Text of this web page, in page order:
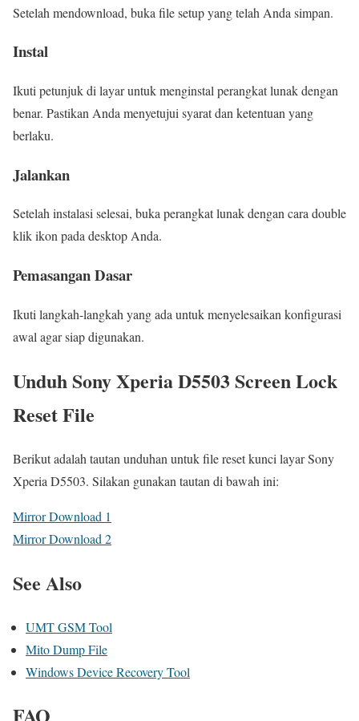
Setelah mendownload, buka file setup yang telah Anda simpan.
Instal
Ikuti petunjuk di layar untuk menginstal perangkat lunak dengan
benar. Pastikan Anda menyetujui syarat dan ketentuan yang
berlaku.
Jalankan
Setelah instalasi selesai, buka perangkat lunak dengan cara double
klik ikon pada desktop Anda.
Pemasangan Dasar
Ikuti langkah-langkah yang ada untuk menyelesaikan konfigurasi
awal agar siap digunakan.
Unduh Sony Xperia D5503 Screen Lock
Reset File
Berikut adalah tautan unduhan untuk file reset kunci layar Sony
Xperia D5503. Silakan gunakan tautan di bawah ini:
Mirror Download 1
Mirror Download 2
See Also
UMT GSM Tool
Mito Dump File
Windows Device Recovery Tool
FAQ